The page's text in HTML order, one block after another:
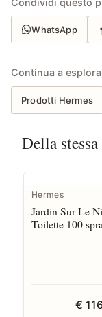
Condividi questo
WhatsApp
Continua a
Prodotti Hermes
Della
Hermes
Jardin Sur Le
Toilette 100
€